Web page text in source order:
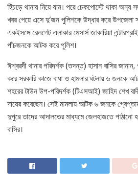
হিঁচড়ে থানায় নিয়ে যান। পরে চেকপোস্টে থাকা অন্য
খবর পেয়ে এসে দু’জন পুলিশকে উদ্ধার করে উপজেলা
একইসঙ্গে রেলগেট এলাকার মেসার্স জাকারিয়া
পাঁচজনকে আটক করে পুলিশ।
ঈশ্বরদী থানার পরিদর্শক (তদন্ত) হাসান বাসির
করে সরকারি কাজে বাধা ও হামলার ঘটনায় ৬ জনকে
শহরের টাউন উপ-পরিদর্শক (টিএসআই) জাহিদ শেখ
দায়ের করেছেন। সেই মামলায় আটক ৬ জনকে গ্রেপ্তার
দুপুরে তাদের আদালতের মাধ্যমে জেলহাজতে পাঠানো
বাসির।